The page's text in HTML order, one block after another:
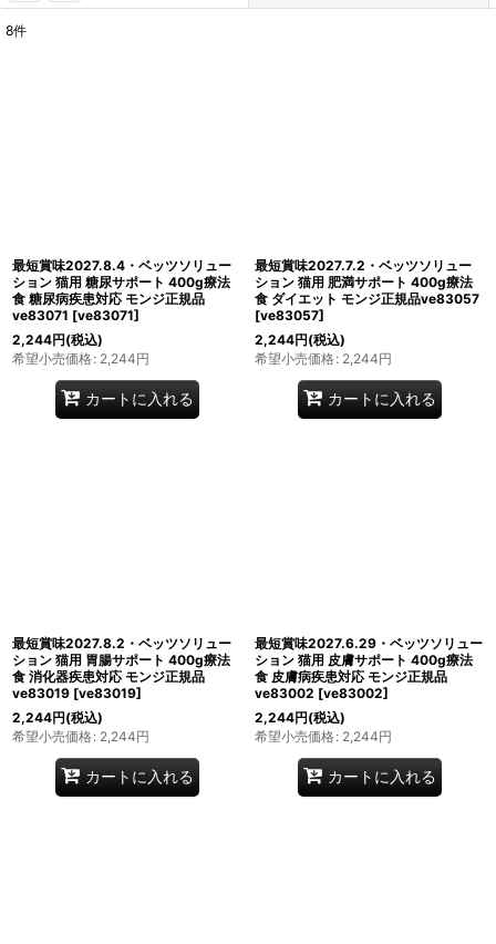
8件
最短賞味2027.8.4・ベッツソリュー
ション 猫用 糖尿サポート 400g療法
食 糖尿病疾患対応 モンジ正規品
ve83071 [ve83071]
2,244円(税込)
希望小売価格: 2,244円
カートに入れる
最短賞味2027.7.2・ベッツソリュー
ション 猫用 肥満サポート 400g療法
食 ダイエット モンジ正規品ve83057
[ve83057]
2,244円(税込)
希望小売価格: 2,244円
カートに入れる
最短賞味2027.8.2・ベッツソリュー
ション 猫用 胃腸サポート 400g療法
食 消化器疾患対応 モンジ正規品
ve83019 [ve83019]
2,244円(税込)
希望小売価格: 2,244円
カートに入れる
最短賞味2027.6.29・ベッツソリュー
ション 猫用 皮膚サポート 400g療法
食 皮膚病疾患対応 モンジ正規品
ve83002 [ve83002]
2,244円(税込)
希望小売価格: 2,244円
カートに入れる